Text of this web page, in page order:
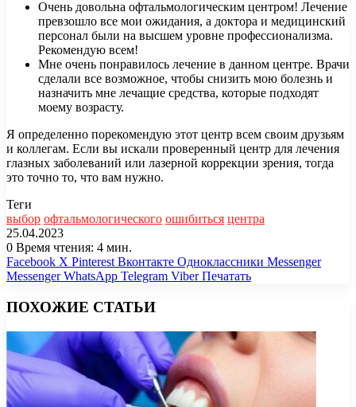
Очень довольна офтальмологическим центром! Лечение
превзошло все мои ожидания, а доктора и медицинский
персонал были на высшем уровне профессионализма.
Рекомендую всем!
Мне очень понравилось лечение в данном центре. Врачи
сделали все возможное, чтобы снизить мою болезнь и
назначить мне лечащие средства, которые подходят
моему возрасту.
Я определенно порекомендую этот центр всем своим друзьям
и коллегам. Если вы искали проверенный центр для лечения
глазных заболеваний или лазерной коррекции зрения, тогда
это точно то, что вам нужно.
Теги
выбор офтальмологического ошибиться центра
25.04.2023
0 Время чтения: 4 мин.
Facebook X Pinterest Вконтакте Одноклассники Messenger
Messenger WhatsApp Telegram Viber Печатать
ПОХОЖИЕ СТАТЬИ